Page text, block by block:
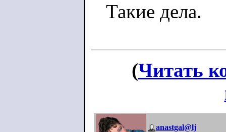
Такие дела.
(Читать
anastgal@lj